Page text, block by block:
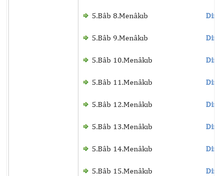
5.Bâb 8.Menâkıb
5.Bâb 9.Menâkıb
5.Bâb 10.Menâkıb
5.Bâb 11.Menâkıb
5.Bâb 12.Menâkıb
5.Bâb 13.Menâkıb
5.Bâb 14.Menâkıb
5.Bâb 15.Menâkıb